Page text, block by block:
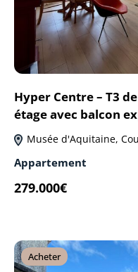
Hyper Centre – T3
étage avec balcon
Musée d'Aquitaine,
Appartement
279.000€
Acheter